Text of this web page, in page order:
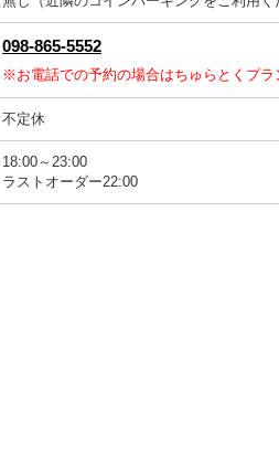
098‐865‐5552
※お電話での予約の場合はちゅらとくプ
不定休
18:00～23:00
ラストオーダー22:00